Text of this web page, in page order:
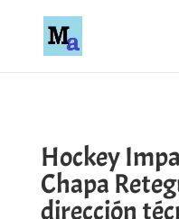
Hockey
Chapa
dirección